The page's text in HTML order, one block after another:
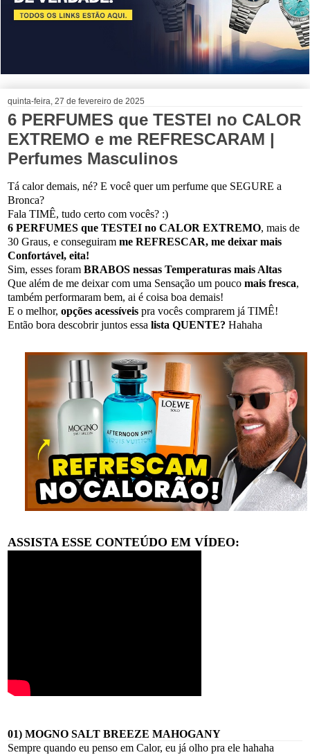
quinta-feira, 27 de fevereiro de 2025
6 PERFUMES que TESTEI no CALOR
EXTREMO e me REFRESCARAM |
Perfumes Masculinos
Tá calor demais, né? E você quer um perfume que SEGURE a
Bronca?
Fala TIMÊ, tudo certo com vocês? :)
6 PERFUMES que TESTEI no CALOR EXTREMO, mais de
30 Graus, e conseguiram me REFRESCAR, me deixar mais
Confortável, eita!
Sim, esses foram BRABOS nessas Temperaturas mais Altas
Que além de me deixar com uma Sensação um pouco mais fresca,
também performaram bem, ai é coisa boa demais!
E o melhor, opções acessíveis pra vocês comprarem já TIMÊ!
Então bora descobrir juntos essa lista QUENTE? Hahaha
ASSISTA ESSE CONTEÚDO EM VÍDEO:
01) MOGNO SALT BREEZE MAHOGANY
Sempre quando eu penso em Calor, eu já olho pra ele hahaha